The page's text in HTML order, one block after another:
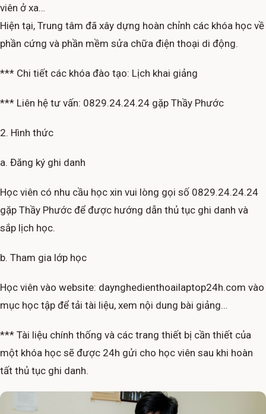
viên ở xa…
Hiện tại, Trung tâm đã xây dựng hoàn chỉnh các khóa học về
phần cứng và phần mềm sửa chữa điện thoại di động.
*** Chi tiết các khóa đào tạo: Lịch khai giảng
*** Liên hệ tư vấn: 0829.24.24.24 gặp Thầy Phước
2. Hình thức
a. Đăng ký ghi danh
Học viên có nhu cầu học xin vui lòng gọi số 0829.24.24.24
gặp Thầy Phước để được hướng dẫn thủ tục ghi danh và
sắp lịch học.
b. Tham gia lớp học
Học viên vào website: daynghedienthoailaptop24h.com vào
mục học tập để tải tài liệu, xem nội dung bài giảng…
*** Tài liệu chính thống và các trang thiết bị cần thiết của
một khóa học sẽ được 24h gửi cho học viên sau khi hoàn
tất thủ tục ghi danh.